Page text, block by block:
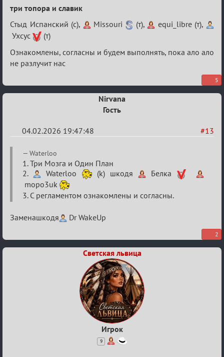
Re:
XV
Кубок
сумеречных
разборок
три топора и славик
Стыд Испанский (с),
Missouri (т),
equi_libre (т),
Ухсус
(т)
Ознакомлены, согласны и будем выполнять, пока ало ало
не разлучит нас
5
Nirvana
Гость
#13
04.02.2026 19:47:48
Re:
XV
Кубок
сумеречных
разборок
Waterloo
1. Три Мозга и Один План
2.
Waterloo (k) шкодя
Белка
mopo3uk
3. С регламентом ознакомлены и согласны.
Заменашкодя Dr WakeUp
2
Светская львица
Игрок
9